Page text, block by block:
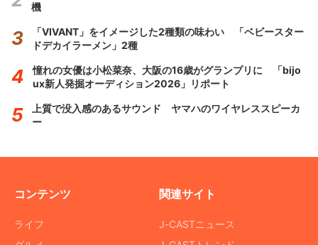
機
「VIVANT」をイメージした2種類の味わい 「ベビースター
ドデカイラーメン」2種
憧れの女優は小松菜奈、大阪の16歳がグランプリに 「bijo
ux新人発掘オーディション2026」リポート
上質で没入感のあるサウンド ヤマハのワイヤレススピーカ
ー
コンテンツ
ライフ
関連サイト
J-CASTニュース